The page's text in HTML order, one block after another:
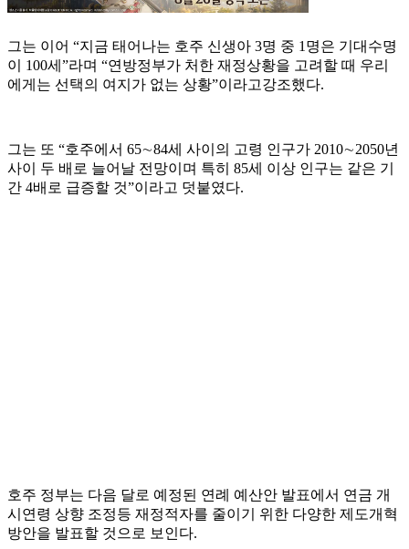
그는 이어 “지금 태어나는 호주 신생아 3명 중 1명은 기대수명
이 100세”라며 “연방정부가 처한 재정상황을 고려할 때 우리
에게는 선택의 여지가 없는 상황”이라고강조했다.
그는 또 “호주에서 65∼84세 사이의 고령 인구가 2010∼2050년
사이 두 배로 늘어날 전망이며 특히 85세 이상 인구는 같은 기
간 4배로 급증할 것”이라고 덧붙였다.
호주 정부는 다음 달로 예정된 연례 예산안 발표에서 연금 개
시연령 상향 조정등 재정적자를 줄이기 위한 다양한 제도개혁
방안을 발표할 것으로 보인다.